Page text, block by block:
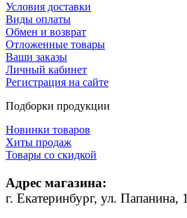
Условия доставки
Виды оплаты
Обмен и возврат
Отложенные товары
Ваши заказы
Личный кабинет
Регистрация на сайте
Подборки продукции
Новинки товаров
Хиты продаж
Товары со скидкой
Адрес магазина:
г. Екатеринбург, ул. Папанина, 1